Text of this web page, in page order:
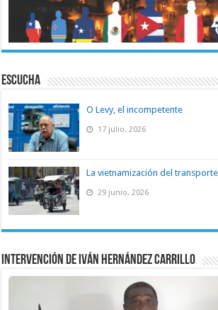
ESCUCHA
O Levy, el incompetente
17 julio, 2026
La vietnamización del
29 junio, 2026
Intervención de Iván Hernández Carrillo